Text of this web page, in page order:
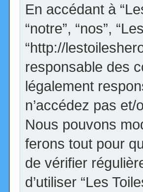
En accédant à
“notre”, “nos”,
“http://
responsable des
légalement
n’accédez pas et/
Nous pouvons
ferons tout pour
de vérifier
d’utiliser “Les